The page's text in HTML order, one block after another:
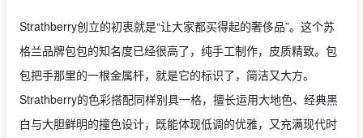
Strathberry创立的初衷就是“让大家都买得起的奢侈品”。这个苏
格兰品牌包包的知名度已经很高了，纯手工制作，皮质精致。包
包把手那里的一根金属杆，就是它的标识了，简洁又大方。
Strathberry的色彩搭配同样别具一格，擅长运用大地色、经典黑
白与大胆鲜明的撞色设计，既能体现低调的优雅，又充满现代时